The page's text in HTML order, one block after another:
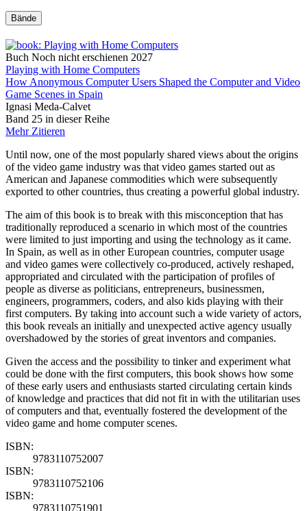
Bände
Buch Noch nicht erschienen 2027
Playing with Home Computers
How Anonymous Computer Users Shaped the Computer and Video
Game Scenes in Spain
Ignasi Meda-Calvet
Band 25 in dieser Reihe
Mehr Zitieren
Until now, one of the most popularly shared views about the origins
of the video game industry was that video games started out as
American and Japanese commodities which were subsequently
exported to other countries, thus creating a powerful global industry.
The aim of this book is to break with this misconception that has
traditionally reproduced a scenario in which most of the countries
were limited to just importing and using the technology as it came.
In Spain, as well as in other European countries, computer usage
and video games were collectively co-produced, actively reshaped,
appropriated and circulated with the participation of profiles of
people as diverse as politicians, entrepreneurs, businessmen,
engineers, programmers, coders, and also kids playing with their
first computers. By taking into account such a wide variety of actors,
this book reveals an initially and unexpected active agency usually
overshadowed by the stories of great inventors and companies.
Given the access and the possibility to tinker and experiment what
could be done with the first computers, this book shows how some
of these early users and enthusiasts started circulating certain kinds
of knowledge and practices that did not fit in with the utilitarian uses
of computers and that, eventually fostered the development of the
video game and home computer scenes.
ISBN:
9783110752007
ISBN:
9783110752106
ISBN:
9783110751901